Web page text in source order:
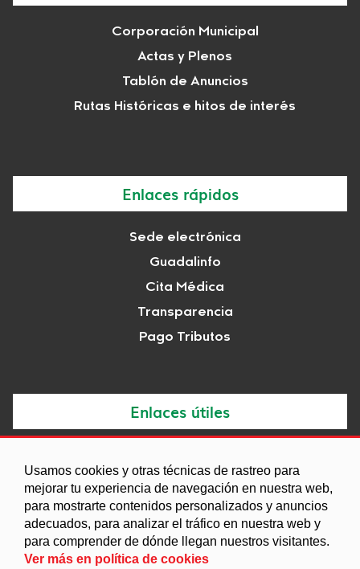
Usamos cookies y otras técnicas de rastreo para
mejorar tu experiencia de navegación en nuestra web,
para mostrarte contenidos personalizados y anuncios
adecuados, para analizar el tráfico en nuestra web y
para comprender de dónde llegan nuestros visitantes.
Ver más en política de cookies
Corporación Municipal
Actas y Plenos
Tablón de Anuncios
Rutas Históricas e hitos de interés
Enlaces rápidos
Sede electrónica
Guadalinfo
Cita Médica
Transparencia
Pago Tributos
Enlaces útiles
Agenda
Ordenanzas
Entidades y asociaciones